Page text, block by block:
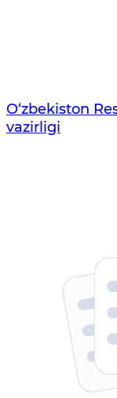
O‘zbekiston
vаzirligi